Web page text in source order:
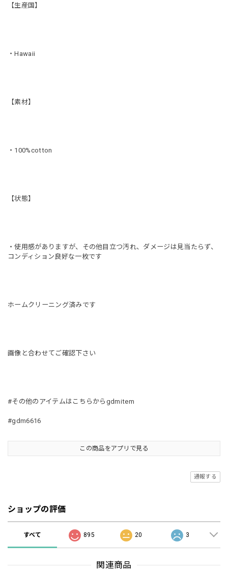
【生産国】
・Hawaii
【素材】
・100%cotton
【状態】
・使用感がありますが、その他目立つ汚れ、ダメージは見当たらず、
コンディション良好な一枚です
ホームクリーニング済みです
画像と合わせてご確認下さい
#その他のアイテムはこちらからgdmitem
#gdm6616
この商品をアプリで見る
通報する
ショップの評価
すべて 895 20 3
関連商品